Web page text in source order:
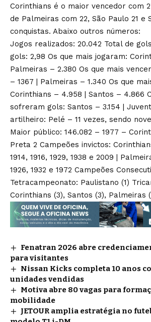
Corinthians é o maior vencedor com
de Palmeiras com 22, São Paulo 21 e
conquistas. Abaixo outros números:
Jogos realizados: 20.042 Total de
gols: 2,98 Os que mais jogaram:
Palmeiras – 2.380 Os que mais
– 1367 | Palmeiras – 1.340 Os que
Corinthians – 4.958 | Santos – 4.866
sofreram gols: Santos – 3.154 |
artilheiro: Pelé – 11 vezes, sendo
Maior público: 146.082 – 1977 –
Preta 2 Campeões invictos:
1914, 1916, 1929, 1938 e 2009 |
1926, 1932 e 1972 Campeões
Tetracampeonato: Paulistano (1)
Corinthians (3), Santos (3), Palmeiras
Fenatran 2026 abre
para visitantes
Nissan Kicks completa 10 anos
unidades vendidas
Motiva abre 80 vagas para
mobilidade
JETOUR amplia estratégia no